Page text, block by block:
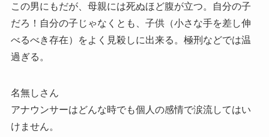
この男にもだが、母親には死ぬほど腹が立つ。自分の子
だろ！自分の子じゃなくとも、子供（小さな手を差し伸
べるべき存在）をよく見殺しに出来る。極刑などでは温
過ぎる。
名無しさん
アナウンサーはどんな時でも個人の感情で涙流してはい
けません。